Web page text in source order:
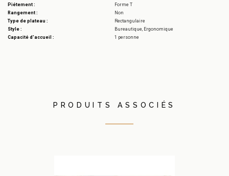
Piétement :
Forme T
Rangement :
Non
Type de plateau :
Rectangulaire
Style :
Bureautique, Ergonomique
Capacité d'accueil :
1 personne
PRODUITS ASSOCIÉS